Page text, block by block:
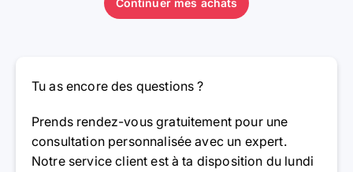
Continuer mes achats
Tu as encore des questions ?
Prends rendez-vous gratuitement pour une
consultation personnalisée avec un expert.
Notre service client est à ta disposition du lundi